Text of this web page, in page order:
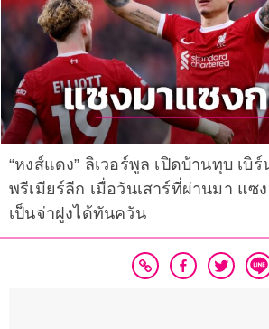
“หงส์แดง” ลิเวอร์พูล เปิดบ้านทุบ เบิ
พรีเมียร์ลีก เมื่อวันเสาร์ที่ผ่านมา แ
เป็นจ่าฝูงได้ทันควัน